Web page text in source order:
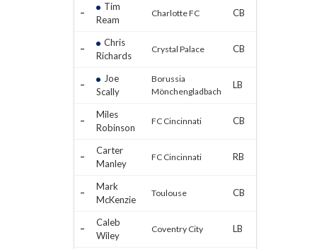
–
Tim
Ream
Charlotte FC CB
–
Chris
Richards
Crystal Palace CB
–
Joe
Scally
Borussia
Mönchengladbach
LB
–
Miles
Robinson
FC Cincinnati CB
–
Carter
Manley
FC Cincinnati RB
–
Mark
McKenzie
Toulouse CB
–
Caleb
Wiley
Coventry City LB